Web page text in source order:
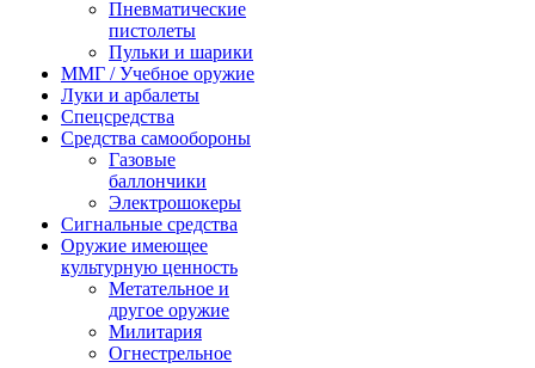
Пневматические
пистолеты
Пульки и шарики
ММГ / Учебное оружие
Луки и арбалеты
Спецсредства
Средства самообороны
Газовые
баллончики
Электрошокеры
Сигнальные средства
Оружие имеющее
культурную ценность
Метательное и
другое оружие
Милитария
Огнестрельное